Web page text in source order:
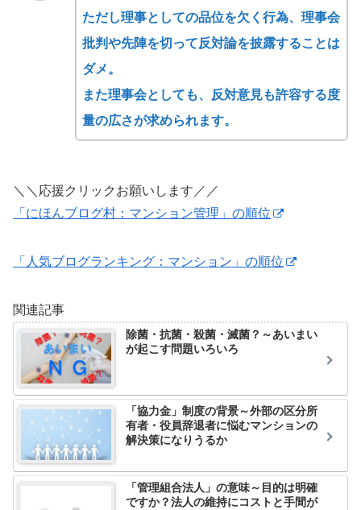
ただし理事としての品位を欠く行為、理事会
批判や先陣を切って反対論を披露することは
ダメ。
また理事会としても、反対意見も許容する度
量の広さが求められます。
＼＼応援クリックお願いします／／
「にほんブログ村：マンション管理」の順位
「人気ブログランキング：マンション」の順位
関連記事
除菌・抗菌・殺菌・滅菌？～あいまい
が起こす問題いろいろ
「協力金」制度の背景～外部の区分所
有者・役員辞退者に悩むマンションの
解決策になりうるか
「管理組合法人」の意味～目的は明確
ですか？法人の維持にコストと手間が